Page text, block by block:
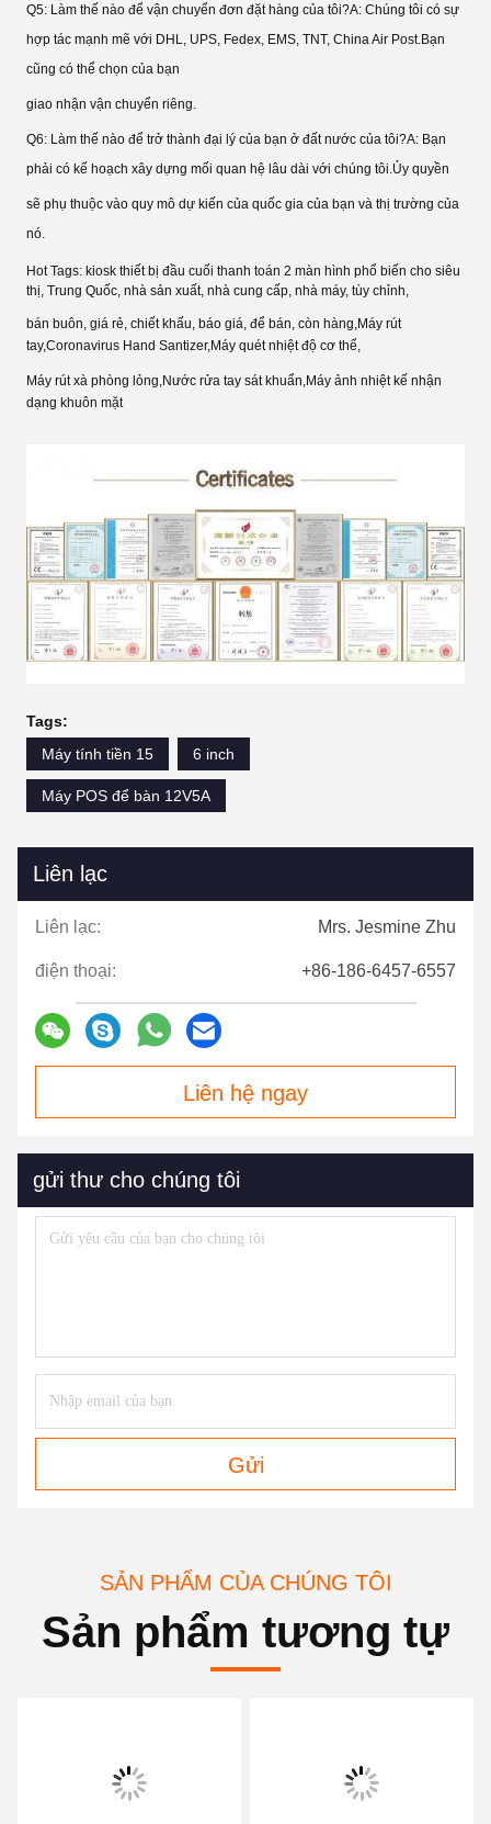
Q5: Làm thế nào để vận chuyển đơn đặt hàng của tôi?A: Chúng tôi có sự
hợp tác mạnh mẽ với DHL, UPS, Fedex, EMS, TNT, China Air Post.Bạn
cũng có thể chọn của bạn
giao nhận vận chuyển riêng.
Q6: Làm thế nào để trở thành đại lý của bạn ở đất nước của tôi?A: Bạn
phải có kế hoạch xây dựng mối quan hệ lâu dài với chúng tôi.Ủy quyền
sẽ phụ thuộc vào quy mô dự kiến ​​của quốc gia của bạn và thị trường của
nó.
Hot Tags: kiosk thiết bị đầu cuối thanh toán 2 màn hình phổ biến cho siêu
thị, Trung Quốc, nhà sản xuất, nhà cung cấp, nhà máy, tùy chỉnh,
bán buôn, giá rẻ, chiết khấu, báo giá, để bán, còn hàng, Máy rút
tay,Coronavirus Hand Santizer, Máy quét nhiệt độ cơ thể
Máy rút xà phòng lỏng Nước rửa tay sát khuẩn Máy ảnh nhiệt kế nhận
dạng khuôn mặt
Tags:
Máy tính tiền 15
6 inch
Máy POS để bàn 12V5A
Liên lạc
Liên lạc: Mrs. Jesmine Zhu
điện thoại: +86-186-6457-6557
Liên hệ ngay
gửi thư cho chúng tôi
Gửi
SẢN PHẨM CỦA CHÚNG TÔI
Sản phẩm tương tự